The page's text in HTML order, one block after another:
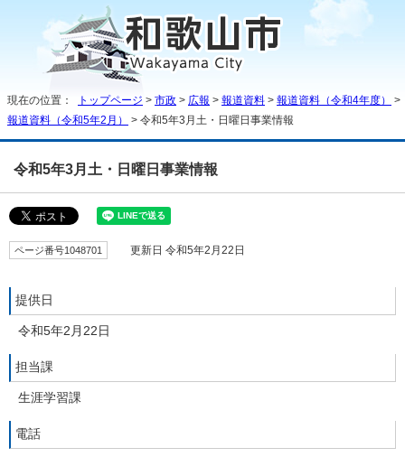
現在の位置： トップページ > 市政 > 広報 > 報道資料 > 報道資料（令和4年度）
>
報道資料（令和5年2月）
> 令和5年3月土・日曜日事業情報
令和5年3月土・日曜日事業情報
ページ番号1048701 更新日 令和5年2月22日
提供日
令和5年2月22日
担当課
生涯学習課
電話